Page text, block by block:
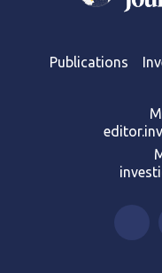
Publications